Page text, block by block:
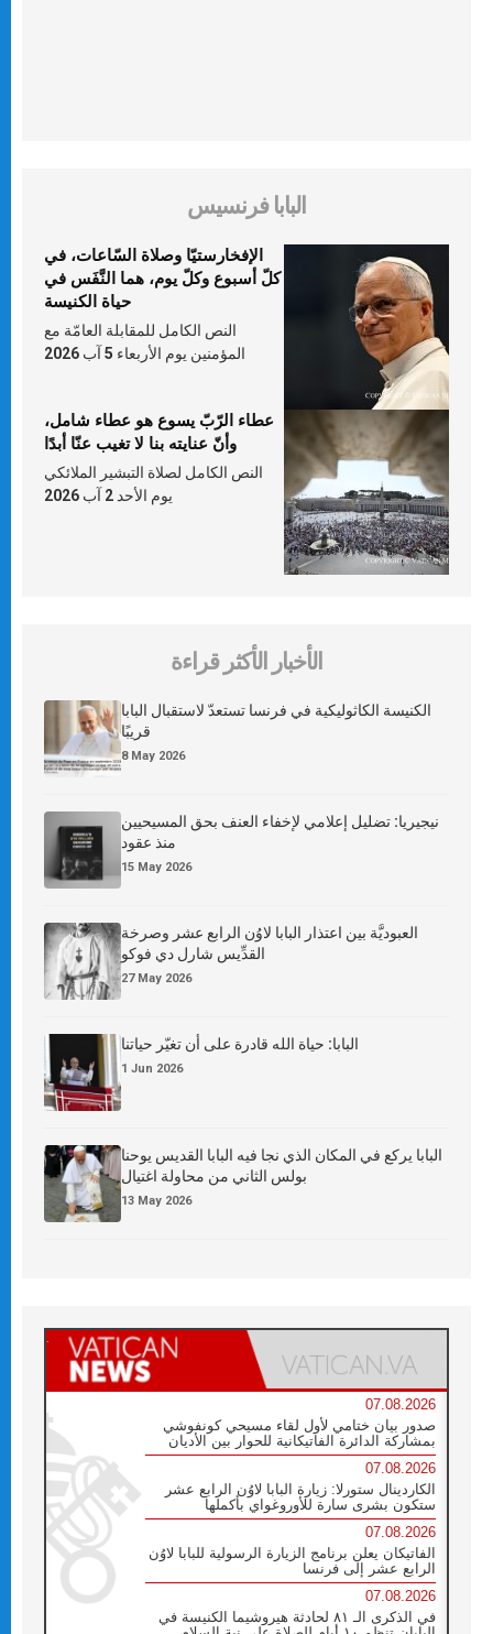
البابا فرنسيس
الإفخارستيّا وصلاة السّاعات، في
كلّ أسبوع وكلّ يوم، هما النَّفَس في
حياة الكنيسة
النص الكامل للمقابلة العامّة مع
المؤمنين يوم الأربعاء 5 آب 2026
عطاء الرّبّ يسوع هو عطاء شامل،
وأنّ عنايته بنا لا تغيب عنّا أبدًا
النص الكامل لصلاة التبشير الملائكي
يوم الأحد 2 آب 2026
الأخبار الأكثر قراءة
الكنيسة الكاثوليكية في فرنسا تستعدّ لاستقبال البابا
قريبًا
8 May 2026
نيجيريا: تضليل إعلامي لإخفاء العنف بحق المسيحيين
منذ عقود
15 May 2026
العبوديَّة بين اعتذار البابا لاوُن الرابع عشر وصرخة
القدِّيس شارل دي فوكو
27 May 2026
البابا: حياة الله قادرة على أن تغيّر حياتنا
1 Jun 2026
البابا يركع في المكان الذي نجا فيه البابا القديس يوحنا
بولس الثاني من محاولة اغتيال
13 May 2026
07.08.2026
صدور بيان ختامي لأول لقاء مسيحي كونفوشي
بمشاركة الدائرة الفاتيكانية للحوار بين الأديان
07.08.2026
الكاردينال ستورلا: زيارة البابا لاوُن الرابع عشر
ستكون بشرى سارة للأوروغواي بأكملها
07.08.2026
الفاتيكان يعلن برنامج الزيارة الرسولية للبابا لاوُن
الرابع عشر إلى فرنسا
07.08.2026
في الذكرى الـ ٨١ لحادثة هيروشيما الكنيسة في